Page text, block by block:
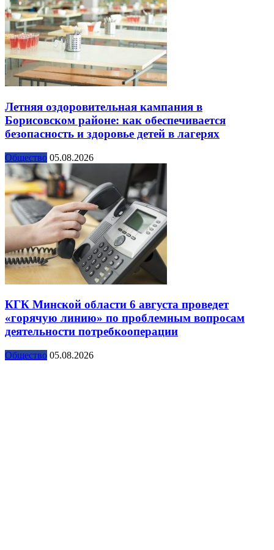
Летняя оздоровительная кампания в
Борисовском районе: как обеспечивается
безопасность и здоровье детей в лагерях
Общество 05.08.2026
КГК Минской области 6 августа проведет
«горячую линию» по проблемным вопросам
деятельности потребкооперации
Общество 05.08.2026